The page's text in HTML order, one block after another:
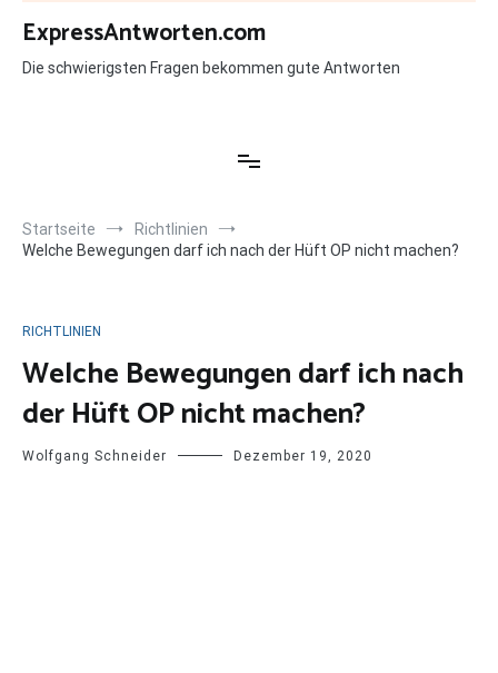
Zum
Inhalt
springen
ExpressAntworten.com
Die schwierigsten Fragen bekommen gute Antworten
Startseite
Richtlinien
Welche Bewegungen darf ich nach der Hüft OP nicht machen?
RICHTLINIEN
Welche Bewegungen darf ich nach
der Hüft OP nicht machen?
Wolfgang Schneider Dezember 19, 2020